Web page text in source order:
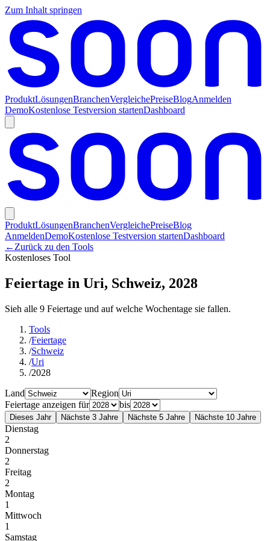
Zum Inhalt springen
ProduktLösungenBranchenVergleichePreiseBlogAnmelden
DemoKostenlose Testversion startenDashboard
ProduktLösungenBranchenVergleichePreiseBlog
AnmeldenDemoKostenlose Testversion startenDashboard
← Zurück zu den Tools
Kostenloses Tool
Feiertage in Uri, Schweiz, 2028
Sieh alle 9 Feiertage und auf welche Wochentage sie fallen.
Tools
/Feiertage
/Schweiz
/Uri
/2028
Land
Region
Feiertage anzeigen für
bis
Dieses Jahr Nächste 3 Jahre Nächste 5 Jahre Nächste 10 Jahre
Dienstag
2
Donnerstag
2
Freitag
2
Montag
1
Mittwoch
1
Samstag